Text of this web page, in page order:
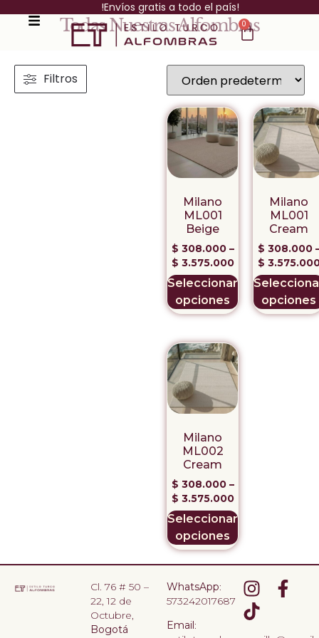
!Envíos gratis a todo el país!
0
Todas Nuestras Alfombras
Filtros
Milano
ML001
Beige
$ 308.000–
$ 3.575.000
Seleccionar
opciones
Milano
ML001
Cream
$ 308.000
$
opciones
Milano
ML002
Cream
$ 308.000–
$ 3.575.000
Seleccionar
opciones
Cl. 76 # 50 –
22, 12 de
Octubre,
Bogotá
WhatsApp:
573242017687
Email :